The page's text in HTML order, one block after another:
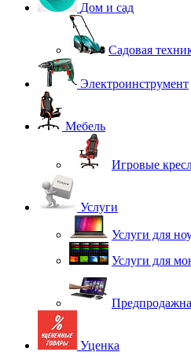
Дом и сад
Садовая
Электроинструмент
Мебель
Игровые
Услуги
Услуги для
Услуги для
Уценка